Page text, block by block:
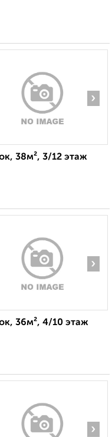
›
38м², 3/12 этаж
›
36м², 4/10 этаж
›